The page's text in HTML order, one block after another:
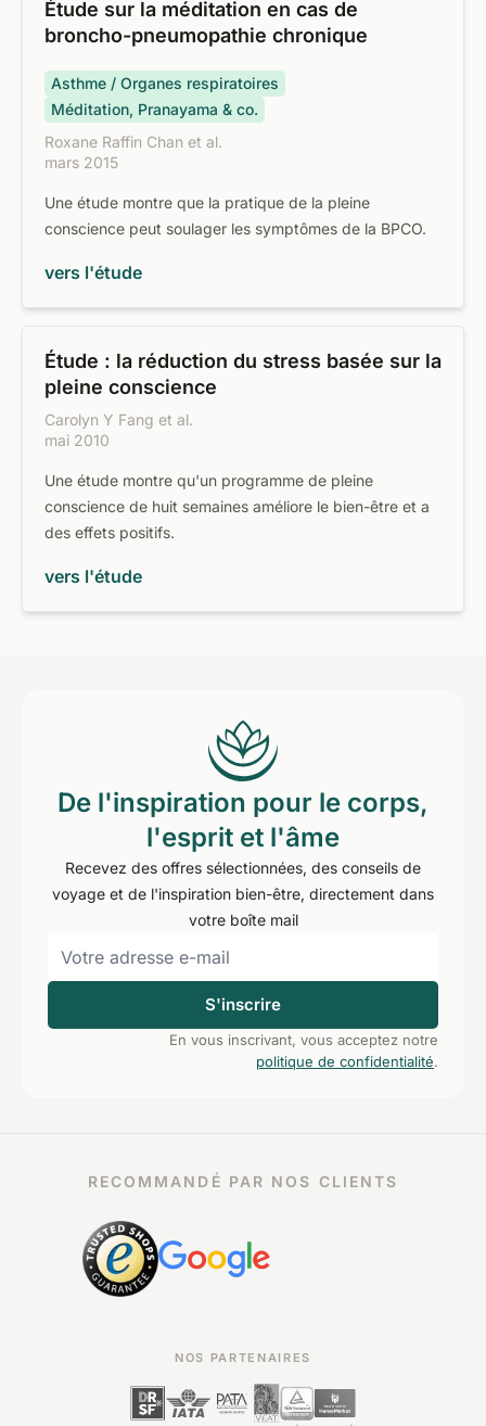
Étude sur la méditation en cas de
broncho-pneumopathie chronique
Asthme / Organes respiratoires
Méditation, Pranayama & co.
Roxane Raffin Chan et al.
mars 2015
Une étude montre que la pratique de la pleine
conscience peut soulager les symptômes de la BPCO.
vers l'étude
Étude : la réduction du stress basée sur la
pleine conscience
Carolyn Y Fang et al.
mai 2010
Une étude montre qu'un programme de pleine
conscience de huit semaines améliore le bien-être et a
des effets positifs.
vers l'étude
De l'inspiration pour le corps,
l'esprit et l'âme
Recevez des offres sélectionnées, des conseils de
voyage et de l'inspiration bien-être, directement dans
votre boîte mail
S'inscrire
En vous inscrivant, vous acceptez notre
politique de confidentialité.
RECOMMANDÉ PAR NOS CLIENTS
NOS PARTENAIRES